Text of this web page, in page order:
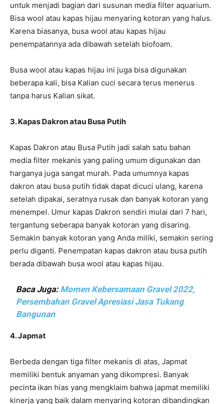
untuk menjadi bagian dari susunan media filter aquarium.
Bisa wool atau kapas hijau menyaring kotoran yang halus.
Karena biasanya, busa wool atau kapas hijau
penempatannya ada dibawah setelah biofoam.
Busa wool atau kapas hijau ini juga bisa digunakan
beberapa kali, bisa Kalian cuci secara terus menerus
tanpa harus Kalian sikat.
3. Kapas Dakron atau Busa Putih
Kapas Dakron atau Busa Putih jadi salah satu bahan
media filter mekanis yang paling umum digunakan dan
harganya juga sangat murah. Pada umumnya kapas
dakron atau busa putih tidak dapat dicuci ulang, karena
setelah dipakai, seratnya rusak dan banyak kotoran yang
menempel. Umur kapas Dakron sendiri mulai dari 7 hari,
tergantung seberapa banyak kotoran yang disaring.
Semakin banyak kotoran yang Anda miliki, semakin sering
perlu diganti. Penempatan kapas dakron atau busa putih
berada dibawah busa wool atau kapas hijau.
Baca Juga: Momen Kebersamaan Gravel 2022,
Persembahan Gravel Apresiasi Jasa Tukang
Bangunan
4. Japmat
Berbeda dengan tiga filter mekanis di atas, Japmat
memiliki bentuk anyaman yang dikompresi. Banyak
pecinta ikan hias yang mengklaim bahwa japmat memiliki
kinerja yang baik dalam menyaring kotoran dibandingkan